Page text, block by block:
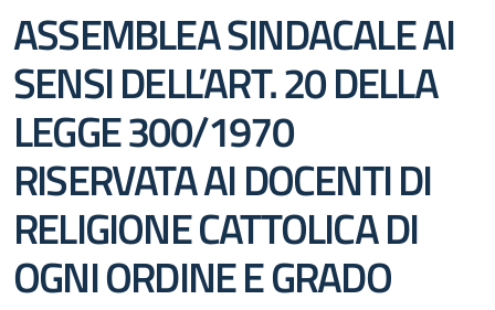
ASSEMBLEA SINDACALE AI
SENSI DELL’ART. 20 DELLA
LEGGE 300/1970
RISERVATA AI DOCENTI DI
RELIGIONE CATTOLICA DI
OGNI ORDINE E GRADO